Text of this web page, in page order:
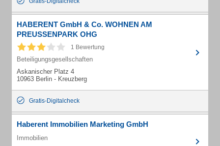
HABERENT GmbH & Co. WOHNEN AM
PREUSSENPARK OHG
1 Bewertung
Beteiligungsgesellschaften
Askanischer Platz 4
10963 Berlin - Kreuzberg
Gratis-Digitalcheck
Haberent Immobilien Marketing GmbH
Immobilien